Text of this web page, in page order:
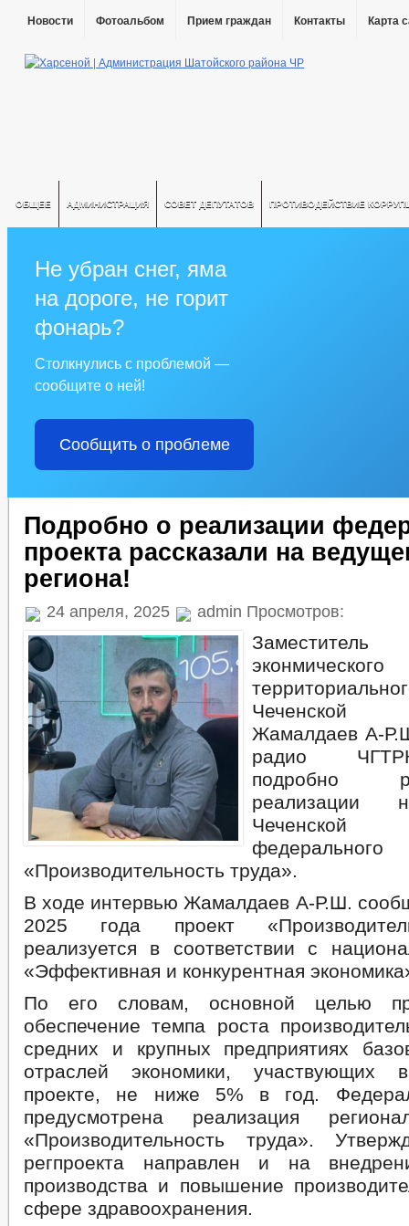
Новости Фотоальбом Прием граждан Контакты Карта
ОБЩЕЕ АДМИНИСТРАЦИЯ СОВЕТ ДЕПУТАТОВ ПРОТИВОДЕЙСТВИЕ
Не убран снег, яма
на дороге, не горит
фонарь?
Столкнулись с проблемой —
сообщите о ней!
Сообщить о проблеме
Подробно о реализации
проекта рассказали на
региона!
24 апреля, 2025 admin Просмотров:
Чеченской
Жамалдаев А-
радио
подробно
реализации
Чеченской
«Производительность труда».
В ходе интервью Жамалдаев А-Р.Ш.
2025 года проект
реализуется в соответствии с
«Эффективная и конкурентная
По его словам, основной целью
обеспечение темпа роста
средних и крупных предприятиях
отраслей экономики, участвующих
проекте, не ниже 5% в год.
предусмотрена реализация
«Производительность труда».
регпроекта направлен и на
производства и повышение
сфере здравоохранения.